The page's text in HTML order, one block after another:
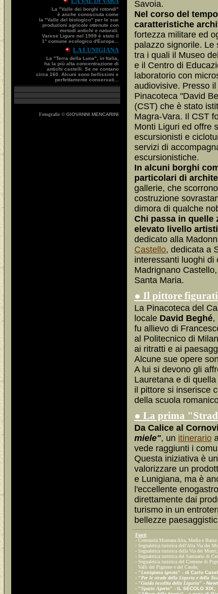
La "Valle dei borghi rotondi"
è anche conosciuta come
la "Valle del biologico" per le sue
produzioni agricole ottenute con
metodi antichi e naturali.
Varese Ligure nel 1999 è stato il
1° comune ecologico d'Europa...
LA LUNIGIANA
La "Terra della Luna", in Italia,
ha la più alta concentrazione di
antichi castelli. Se ne contano
circa 160. Alcuni sono bellissimi e
perfettamente conservati...
Fotografie © GIOVANNI MENCARINI
Savoia.
Nel corso del
caratteristiche
fortezza militare ed
palazzo signorile.
tra i quali il Museo
e il Centro di
laboratorio con
audiovisive. Presso
Pinacoteca "David
(CST) che è stato
Magra-Vara. Il CST
Monti Liguri ed offre
escursionisti e
servizi di
escursionistiche.
In alcuni borghi
particolari di
gallerie, che
costruzione
dimora di qualche
Chi passa in quelle
elevato livello
dedicato alla
Castello, dedicata a
interessanti luoghi di
Madrignano
Santa Maria.
● Il pittore
La Pinacoteca del
locale David Beghé,
fu allievo di
al Politecnico di
ai ritratti e ai
Alcune sue opere
A lui si devono gli
Lauretana e di
il pittore si inserisce
della scuola
● La prima
Da Calice al
miele", un itinerario
vede raggiunti i
Questa iniziativa è
valorizzare un
e Lunigiana, ma è
l'eccellente
direttamente dai
turismo in un
bellezze
Fonti:
- Comunità Montana Alta, Media e Bassa
- Segnaletica turistica dell'Alta Via dei
- Segnaletica turistica della Via dei Monti;
- Segnaletica turistica del Santuario di
- Segnaletica turistica del Comune di
Valli del Pignone e del Casale;
- "Lunigiana ignota" - di Carlo
- "Per le strade della Liguria e della
- "Guida insolita della Liguria" -
- "Spazio Aperto" - IL SECOLO XIX;